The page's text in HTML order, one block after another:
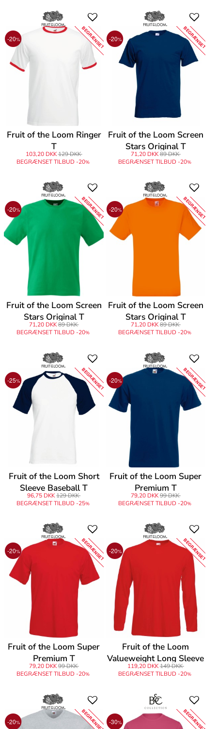
-20% BEGRÆNSET
Fruit of the Loom Ringer
T
103,20 DKK129 DKK
BEGRÆNSET TILBUD -20%
-20% BEGRÆNSET
Fruit of the Loom Screen
Stars Original T
71,20 DKK89 DKK
BEGRÆNSET TILBUD -20%
-20% BEGRÆNSET
Fruit of the Loom Screen
Stars Original T
71,20 DKK89 DKK
BEGRÆNSET TILBUD -20%
-20% BEGRÆNSET
Fruit of the Loom Screen
Stars Original T
71,20 DKK89 DKK
BEGRÆNSET TILBUD -20%
-25% BEGRÆNSET
Fruit of the Loom Short
Sleeve Baseball T
96,75 DKK129 DKK
BEGRÆNSET TILBUD -25%
-20% BEGRÆNSET
Fruit of the Loom Super
Premium T
79,20 DKK99 DKK
BEGRÆNSET TILBUD -20%
-20% BEGRÆNSET
Fruit of the Loom Super
Premium T
79,20 DKK99 DKK
BEGRÆNSET TILBUD -20%
-20% BEGRÆNSET
Fruit of the Loom
Valueweight Long Sleeve
T
119,20 DKK149 DKK
BEGRÆNSET TILBUD -20%
-20% BEGRÆNSET-30% BEGRÆNSET